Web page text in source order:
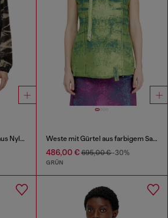
Daunenweste mit Kapuze aus Nylon in Knitter-Optik Weste mit Gürtel aus farbigem Satin-Denim
486,00 €695,00 €-30%
GRÜN